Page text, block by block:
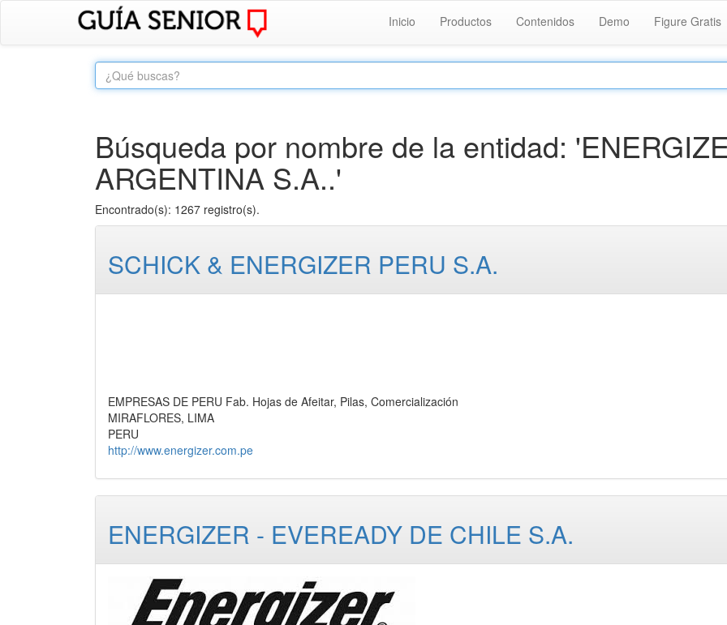
Inicio Productos Contenidos Demo Figure Gratis
Búsqueda por nombre de la entidad:
ARGENTINA S.A..'
Encontrado(s): 1267 registro(s).
SCHICK & ENERGIZER PERU S.A.
EMPRESAS DE PERU Fab. Hojas de Afeitar, Pilas, Comercialización
MIRAFLORES, LIMA
PERU
http://www.energizer.com.pe
ENERGIZER - EVEREADY DE CHILE S.A.